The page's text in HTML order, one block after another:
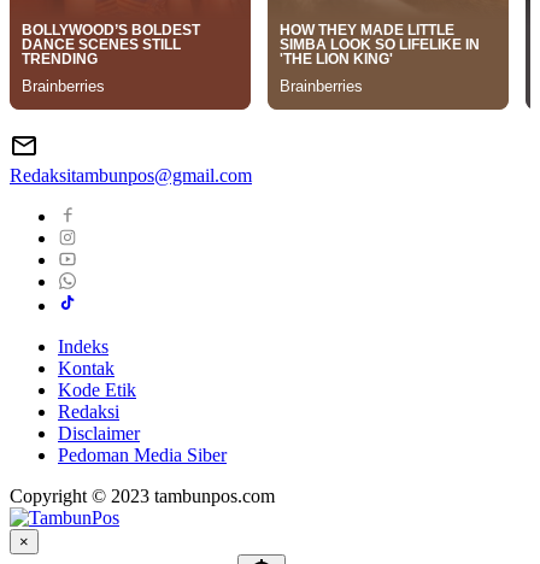
Redaksitambunpos@gmail.com
Indeks
Kontak
Kode Etik
Redaksi
Disclaimer
Pedoman Media Siber
Copyright © 2023 tambunpos.com
×